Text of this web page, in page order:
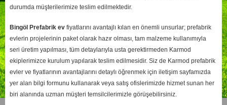
durumda müşterilerimize teslim edilmektedir.
Bingöl Prefabrik evfiyatlarını avantajlı kılan en önemli unsurlar; prefabrik
evlerin projelerinin paket olarak hazır olması, tam malzeme kullanımıyla
seri üretim yapılması, tüm detaylarıyla usta gerektirmeden Karmod
ekiplerimizce kurulum yapılarak teslim edilmesidir. Siz de Karmod prefabrik
evler ve fiyatlarının avantajlarını detaylı öğrenmek için iletişim sayfamızda
yer alan bilgi formunu kullanarak veya satış ofislerimizde hizmet sunan her
biri alanında uzman müşteri temsilcilerimizle görüşebilirsiniz.